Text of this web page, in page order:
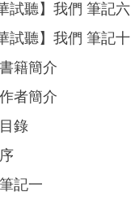
試聽】我們 筆記六
試聽】我們 筆記十
籍簡介
者簡介
錄
記一